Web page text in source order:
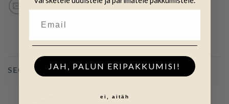
SEOTUD TOOTEDJAH, PALUN ERIPAKKUMISI!
ei, aitäh